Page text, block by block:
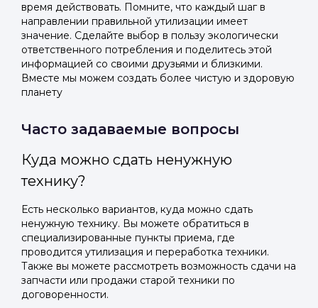
время действовать. Помните, что каждый шаг в
направлении правильной утилизации имеет
значение. Сделайте выбор в пользу экологически
ответственного потребления и поделитесь этой
информацией со своими друзьями и близкими.
Вместе мы можем создать более чистую и здоровую
планету
Часто задаваемые вопросы
Куда можно сдать ненужную
технику?
Есть несколько вариантов, куда можно сдать
ненужную технику. Вы можете обратиться в
специализированные пункты приема, где
проводится утилизация и переработка техники.
Также вы можете рассмотреть возможность сдачи на
запчасти или продажи старой техники по
договоренности.